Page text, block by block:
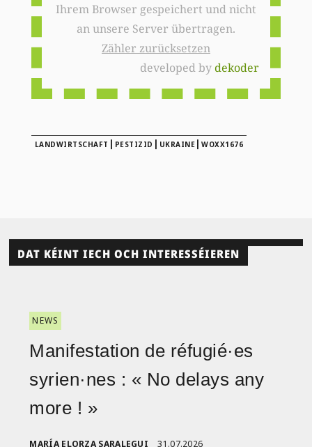
Ihrem Browser gespeichert und nicht
an unsere Server übertragen.
Zähler zurücksetzen
developed bydekoder
LANDWIRTSCHAFT | PESTIZID | UKRAINE |WOXX1676
DAT KÉINT IECH OCH INTERESSÉIEREN
NEWS
Manifestation de réfugié·es
syrien·nes : « No delays any
more ! »
MARÍA ELORZA SARALEGUI 31.07.2026